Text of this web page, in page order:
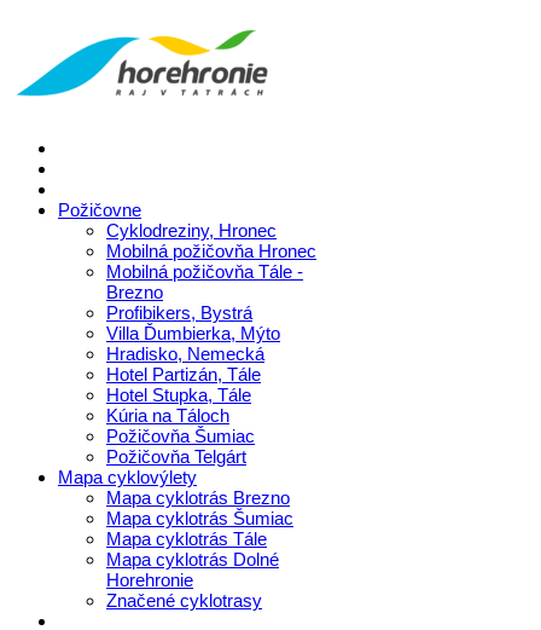
Požičovne
Cyklodreziny, Hronec
Mobilná požičovňa Hronec
Mobilná požičovňa Tále -
Brezno
Profibikers, Bystrá
Villa Ďumbierka, Mýto
Hradisko, Nemecká
Hotel Partizán, Tále
Hotel Stupka, Tále
Kúria na Táloch
Požičovňa Šumiac
Požičovňa Telgárt
Mapa cyklovýlety
Mapa cyklotrás Brezno
Mapa cyklotrás Šumiac
Mapa cyklotrás Tále
Mapa cyklotrás Dolné
Horehronie
Značené cyklotrasy